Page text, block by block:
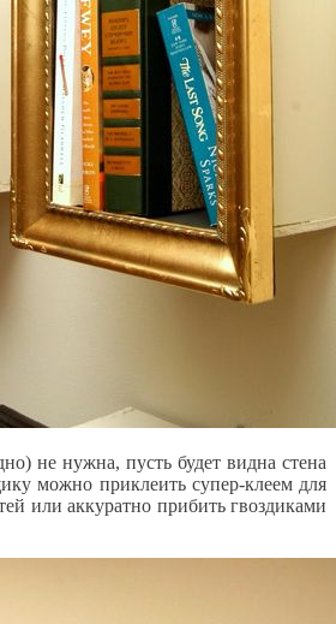
не нужна, пусть будет видна стена
можно приклеить супер-клеем для
или аккуратно прибить гвоздиками